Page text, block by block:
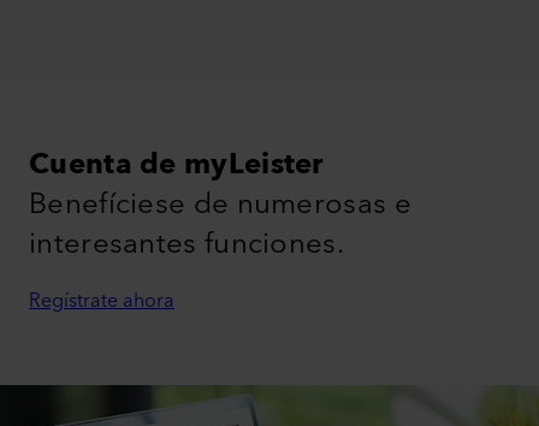
Cuenta de myLeister
Benefíciese de numerosas e
interesantes funciones.
Regístrate ahora